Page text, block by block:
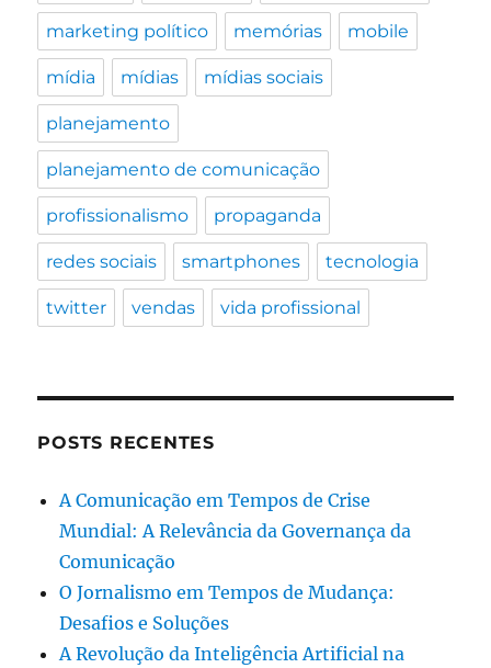
marketing político memórias mobile
mídia mídias mídias sociais
planejamento
planejamento de comunicação
profissionalismo propaganda
redes sociais smartphones tecnologia
twitter vendas vida profissional
POSTS RECENTES
A Comunicação em Tempos de Crise
Mundial: A Relevância da Governança da
Comunicação
O Jornalismo em Tempos de Mudança:
Desafios e Soluções
A Revolução da Inteligência Artificial na